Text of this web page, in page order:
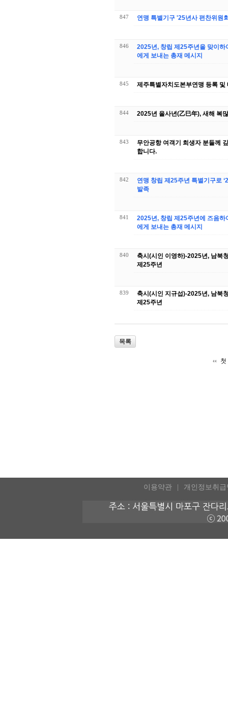
847 연맹 특별기구 '25년사 편찬위원
846
2025년, 창립 제25주년을 맞이하
에게 보내는 총재 메시지
845 제주특별자치도본부연맹 등록 및
844 2025년 을사년(乙巳年), 새해 복
843
무안공항 여객기 희생자 분들께
합니다.
842
연맹 창립 제25주년 특별기구로
발족
841
2025년, 창립 제25주년에 즈음하
에게 보내는 총재 메시지
840
축시(시인 이영하)-2025년, 남북
제25주년
839
축시(시인 지규섭)-2025년, 남북
제25주년
목록
첫
이용약관 개인정보취급